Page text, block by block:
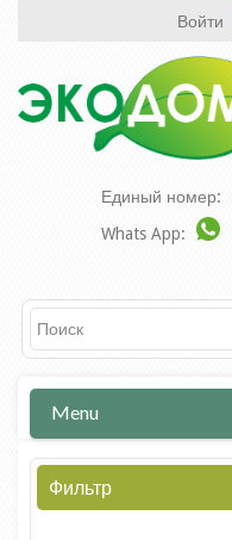
Войти
Единый номер:
Whats App:
Menu
Фильтр